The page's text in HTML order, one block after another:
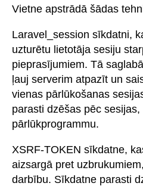
Vietne apstrādā šādas
Laravel_session sīkdatni,
uzturētu lietotāja sesiju
pieprasījumiem. Tā
ļauj serverim atpazīt un
vienas pārlūkošanas
parasti dzēšas pēc sesijas,
pārlūkprogrammu.
XSRF-TOKEN sīkdatne,
aizsargā pret
darbību. Sīkdatne parasti